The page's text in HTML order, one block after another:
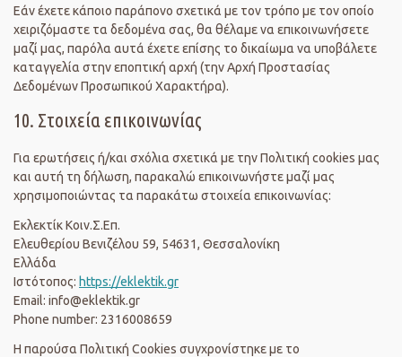
Εάν έχετε κάποιο παράπονο σχετικά με τον τρόπο με τον οποίο
χειριζόμαστε τα δεδομένα σας, θα θέλαμε να επικοινωνήσετε
μαζί μας, παρόλα αυτά έχετε επίσης το δικαίωμα να υποβάλετε
καταγγελία στην εποπτική αρχή (την Αρχή Προστασίας
Δεδομένων Προσωπικού Χαρακτήρα).
10. Στοιχεία επικοινωνίας
Για ερωτήσεις ή/και σχόλια σχετικά με την Πολιτική cookies μας
και αυτή τη δήλωση, παρακαλώ επικοινωνήστε μαζί μας
χρησιμοποιώντας τα παρακάτω στοιχεία επικοινωνίας:
Εκλεκτίκ Κοιν.Σ.Επ.
Ελευθερίου Βενιζέλου 59, 54631, Θεσσαλονίκη
Ελλάδα
Ιστότοπος: https://eklektik.gr
Email: info@eklektik.gr
Phone number: 2316008659
Η παρούσα Πολιτική Cookies συγχρονίστηκε με το